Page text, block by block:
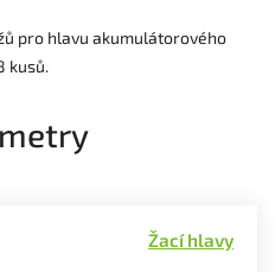
pro hlavu akumulátorového
kusů.
Žací hlavy